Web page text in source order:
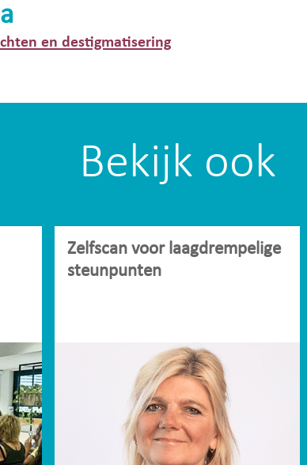
en destigmatisering
Bekijk ook
Zelfscan voor laagdrempelige
steunpunten